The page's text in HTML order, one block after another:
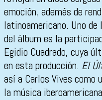
emoción, además de
latinoamericano. Uno
del álbum es la
Egidio Cuadrado, cuya
en esta producción. El
así a Carlos Vives como
la música